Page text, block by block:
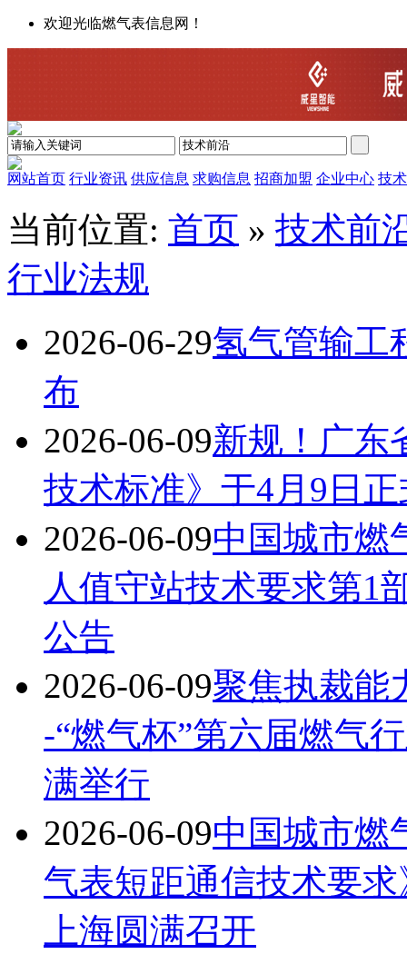
欢迎光临燃气表信息网！
网站首页 行业资讯 供应信息 求购信息 招商加盟 企业中心 技
当前位置: 首页 » 技术前
行业法规
2026-06-29氢气管输工
布
2026-06-09新规！广东
技术标准》于4月9日
2026-06-09中国城市燃
人值守站技术要求第1
公告
2026-06-09聚焦执裁能
-“燃气杯”第六届燃气
满举行
2026-06-09中国城市燃
气表短距通信技术要
上海圆满召开